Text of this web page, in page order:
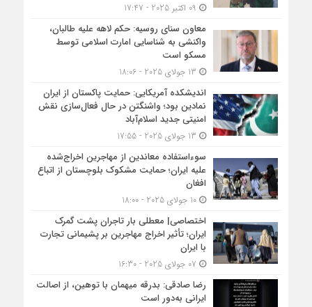
معاون سنای روسیه: حکم لاهه علیه طالبان،
واکنشی به شناسایی امارت اسلامی توسط
مسکو است
اندیشکده آمریکایی: حمایت پاکستان از ایران
نمادین بود؛ واشنگتن در حال فعال‌سازی نقش
امنیتی جدید اسلام‌آباد
سوءاستفاده معاندین از مهاجرین اخراج‌شده
علیه ایران؛ حمایت مشکوک بلوچستان از اتباع
افغان
10 جولای 2025 - 18:00
اختصاصی| معطلی بار تاجران پشت گمرک
ایران؛ تأثیر اخراج مهاجرین بر پشیمانی تجارت
با ایران
رضا صادقی: بدرقه میهمان با توهین، از اصالت
ایرانی به‌دور است